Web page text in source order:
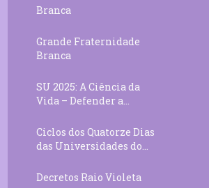
Branca
Grande Fraternidade
Branca
SU 2025: A Ciência da
Vida – Defender a...
Ciclos dos Quatorze Dias
das Universidades do...
Decretos Raio Violeta